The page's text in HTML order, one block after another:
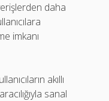
daha
imkanı
akıllı
sanal